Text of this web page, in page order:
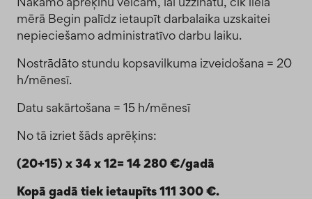
mērā Begin palīdz ietaupīt darbalaika uzskaitei
nepieciešamo administratīvo darbu laiku.
Nostrādāto stundu kopsavilkuma izveidošana = 20
h/mēnesī.
Datu sakārtošana = 15 h/mēnesī
No tā izriet šāds aprēķins:
(20+15) x 34 x 12= 14 280 €/gadā
Kopā gadā tiek ietaupīts 111 300 €.